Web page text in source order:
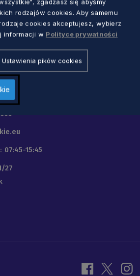
07:45-15:45
27
rodzajów cookies. Aby samemu
cookies akceptujesz, wybierz
informacji w Polityce prywatności
Ustawienia pików cookies